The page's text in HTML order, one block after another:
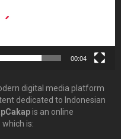
00:04
digital media platform
dedicated to Indonesian
is an online
is: